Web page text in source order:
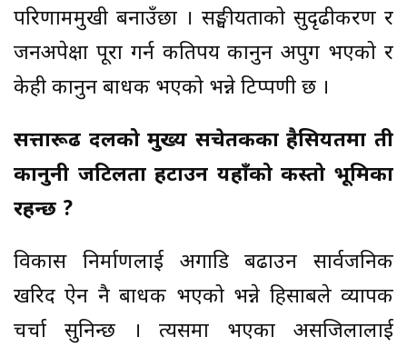
परिणाममुखी बनाउँछौँ । सङ्घीयताको सुदृढीकरण र
जनअपेक्षा पूरा गर्न कतिपय कानुन अपुग भएको र
केही कानुन बाधक भएको भन्ने टिप्पणी छ ।
सत्तारूढ दलको मुख्य सचेतकका हैसियतमा ती
कानुनी जटिलता हटाउन यहाँको कस्तो भूमिका
रहन्छ ?
विकास निर्माणलाई अगाडि बढाउन सार्वजनिक
खरिद ऐन नै बाधक भएको भन्ने हिसाबले व्यापक
चर्चा सुनिन्छ । त्यसमा भएका असजिलालाई